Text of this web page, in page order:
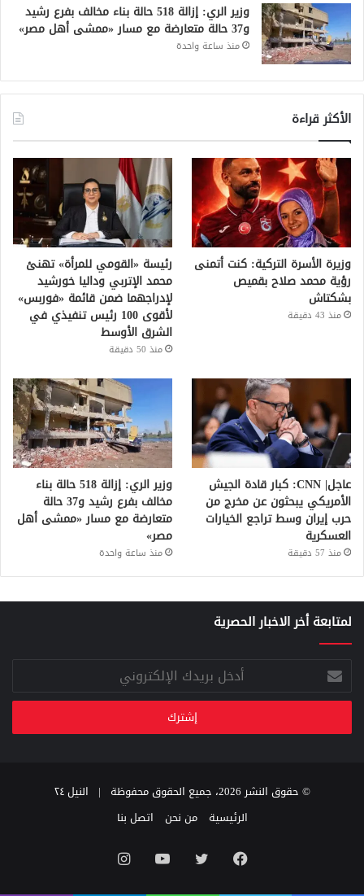
وزير الري: إزالة 518 حالة بناء مخالف بفرع رشيد
و37 حالة متعارضة مع مسار «ممشى أهل مصر»
منذ ساعة واحدة
الأكثر قراءة
وزيرة الأسرة التركية: كنت أتمنى
رؤية محمد صلاح بقميص
بشكتاش
منذ 43 دقيقة
رئيسة «القومي للمرأة» تهنئ
محمد الإتربي وداليا خورشيد
لإدراجهما ضمن قائمة «فوربس»
لأقوى 100 رئيس تنفيذي في
الشرق الأوسط
منذ 50 دقيقة
عاجل| CNN: كبار قادة الجيش
الأمريكي يبحثون عن مخرج من
حرب إيران وسط تراجع الخيارات
العسكرية
منذ 57 دقيقة
وزير الري: إزالة 518 حالة بناء
مخالف بفرع رشيد و37 حالة
متعارضة مع مسار «ممشى أهل
مصر»
منذ ساعة واحدة
لمتابعة أخر الاخبار الحصرية
أدخل
بريدك
الإلكتروني
© حقوق النشر 2026، جميع الحقوق محفوظة |
النيل ٢٤
الرئيسية
من نحن اتصل بنا
فيسبوك تويتر يوتيوب